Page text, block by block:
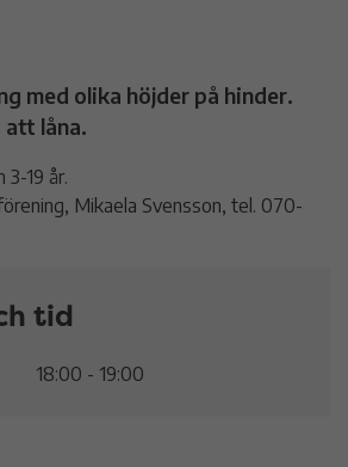
med olika höjder på hinder.
att låna.
3-19 år.
Mikaela Svensson, tel. 070-
tid
18:00 - 19:00